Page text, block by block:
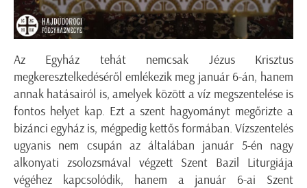
Az Egyház tehát nemcsak Jézus Krisztus
megkeresztelkedéséről emlékezik meg január 6-án, hanem
annak hatásairól is, amelyek között a víz megszentelése is
fontos helyet kap. Ezt a szent hagyományt megőrizte a
bizánci egyház is, mégpedig kettős formában. Vízszentelés
ugyanis nem csupán az általában január 5-én nagy
alkonyati zsolozsmával végzett Szent Bazil Liturgiája
végéhez kapcsolódik, hanem a január 6-ai Szent